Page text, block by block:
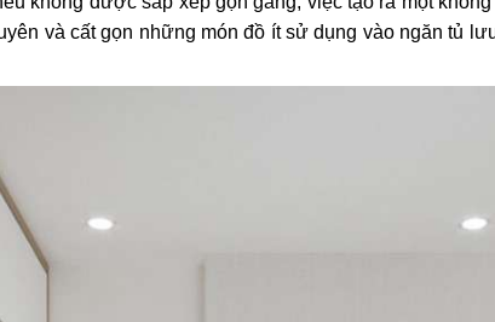
và cất gọn những món đồ ít sử dụng vào ngăn tủ